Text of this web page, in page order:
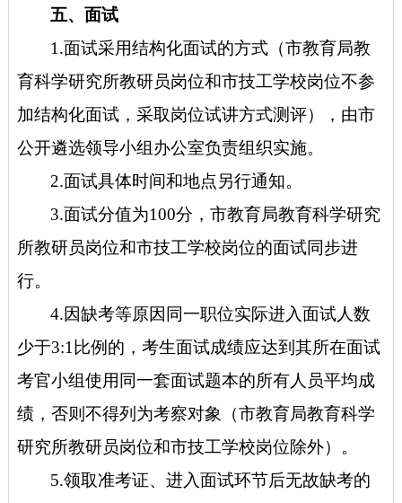
五、面试
1.面试采用结构化面试的方式（市教育局教
育科学研究所教研员岗位和市技工学校岗位不参
加结构化面试，采取岗位试讲方式测评），由市
公开遴选领导小组办公室负责组织实施。
2.面试具体时间和地点另行通知。
3.面试分值为100分，市教育局教育科学研究
所教研员岗位和市技工学校岗位的面试同步进
行。
4.因缺考等原因同一职位实际进入面试人数
少于3:1比例的，考生面试成绩应达到其所在面试
考官小组使用同一套面试题本的所有人员平均成
绩，否则不得列为考察对象（市教育局教育科学
研究所教研员岗位和市技工学校岗位除外）。
5.领取准考证、进入面试环节后无故缺考的